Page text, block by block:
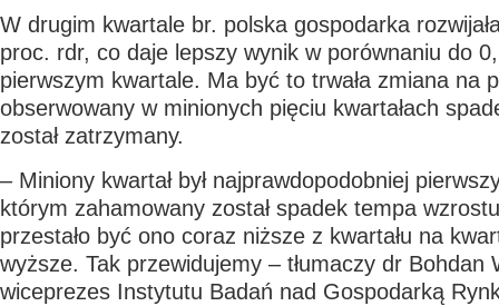
W drugim kwartale br. polska gospodarka
proc. rdr, co daje lepszy wynik w porównaniu do
pierwszym kwartale. Ma być to trwała zmiana na
obserwowany w minionych pięciu kwartałach
został zatrzymany.
– Miniony kwartał był najprawdopodobniej
którym zahamowany został spadek tempa
przestało być ono coraz niższe z kwartału na
wyższe. Tak przewidujemy – tłumaczy dr Bohdan
wiceprezes Instytutu Badań nad Gospodarką